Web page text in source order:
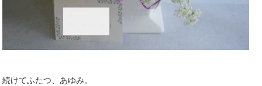
続けてふたつ、あゆみ。